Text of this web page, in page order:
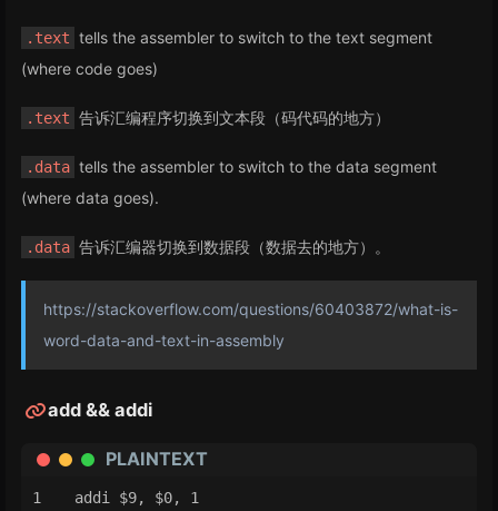
.text tells the assembler to switch to the text segment
(where code goes)
.text 告诉汇编程序切换到文本段（码代码的地方）
.data tells the assembler to switch to the data segment
(where data goes).
.data 告诉汇编器切换到数据段（数据去的地方）。
https://stackoverflow.com/questions/60403872/what-is-
word-data-and-text-in-assembly
add && addi
PLAINTEXT
addi $9, $0, 1